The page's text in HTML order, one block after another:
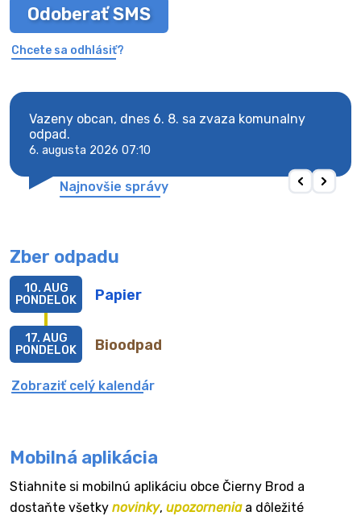
Odoberať SMS
Chcete sa odhlásiť?
Vazeny obcan, dnes 6. 8. sa zvaza komunalny
odpad.
6. augusta 2026 07:10
Najnovšie správy
Zber odpadu
Papier
10. AUG
PONDELOK
Bioodpad
17. AUG
PONDELOK
Zobraziť celý kalendár
Mobilná aplikácia
Stiahnite si mobilnú aplikáciu obce Čierny Brod a
dostaňte všetky novinky, upozorneniaa dôležité